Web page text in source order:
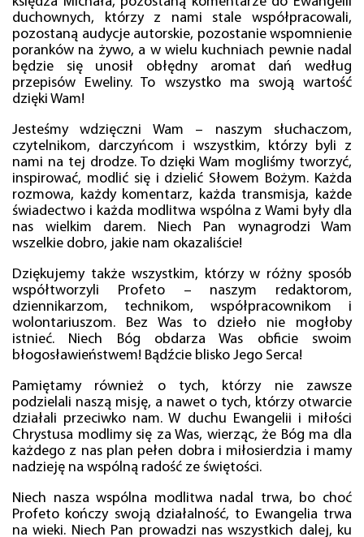
duchownych, którzy z nami stale współpracowali,
pozostaną audycje autorskie, pozostanie wspomnienie
poranków na żywo, a w wielu kuchniach pewnie nadal
będzie się unosił obłędny aromat dań według
przepisów Eweliny. To wszystko ma swoją wartość
dzięki Wam!
Jesteśmy wdzięczni Wam – naszym słuchaczom,
czytelnikom, darczyńcom i wszystkim, którzy byli z
nami na tej drodze. To dzięki Wam mogliśmy tworzyć,
inspirować, modlić się i dzielić Słowem Bożym. Każda
rozmowa, każdy komentarz, każda transmisja, każde
świadectwo i każda modlitwa wspólna z Wami były dla
nas wielkim darem. Niech Pan wynagrodzi Wam
wszelkie dobro, jakie nam okazaliście!
Dziękujemy także wszystkim, którzy w różny sposób
współtworzyli Profeto – naszym redaktorom,
dziennikarzom, technikom, współpracownikom i
wolontariuszom. Bez Was to dzieło nie mogłoby
istnieć. Niech Bóg obdarza Was obficie swoim
błogosławieństwem! Bądźcie blisko Jego Serca!
Pamiętamy również o tych, którzy nie zawsze
podzielali naszą misję, a nawet o tych, którzy otwarcie
działali przeciwko nam. W duchu Ewangelii i miłości
Chrystusa modlimy się za Was, wierząc, że Bóg ma dla
każdego z nas plan pełen dobra i miłosierdzia i mamy
nadzieję na wspólną radość ze świętości.
Niech nasza wspólna modlitwa nadal trwa, bo choć
Profeto kończy swoją działalność, to Ewangelia trwa
na wieki. Niech Pan prowadzi nas wszystkich dalej, ku